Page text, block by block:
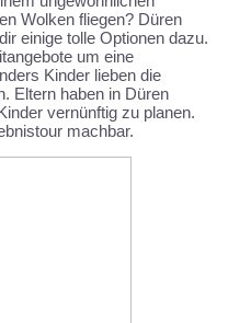
Wolken fliegen? Düren
einige tolle Optionen dazu.
um eine
Kinder lieben die
Eltern haben in Düren
vernünftig zu planen.
machbar.